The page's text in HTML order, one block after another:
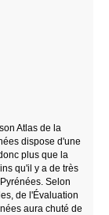
Atlas de la
dispose d'une
plus que la
qu'il y a de très
Selon
de l'Évaluation
aura chuté de